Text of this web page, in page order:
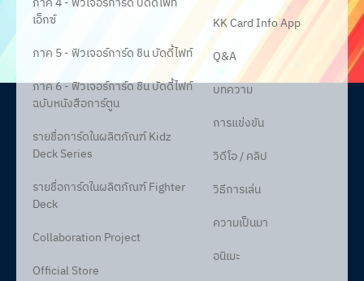
เอ็กซ์
ภาค 5 - ฟิวเจอร์การ์ด ชิน บัดดี้ไฟท์
ภาค 6 - ฟิวเจอร์การ์ด ชิน บัดดี้ไฟท์
ฉบับหนังสือการ์ตูน
รายชื่อการ์ดในผลิตภัณฑ์ Kidz
Deck Series
รายชื่อการ์ดในผลิตภัณฑ์ Fighter
Deck
Collaboration Project
Official Store
KK Card Info App
Q&A
บทความ
การแข่งขัน
วิดีโอ / คลิป
วิธีการเล่น
ความเป็นมา
อนิเมะ